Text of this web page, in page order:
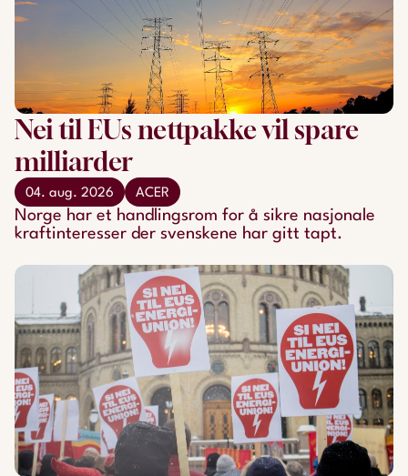
Nei til EUs nettpakke vil spare
milliarder
04. aug. 2026 ACER
Norge har et handlingsrom for å sikre nasjonale
kraftinteresser der svenskene har gitt tapt.